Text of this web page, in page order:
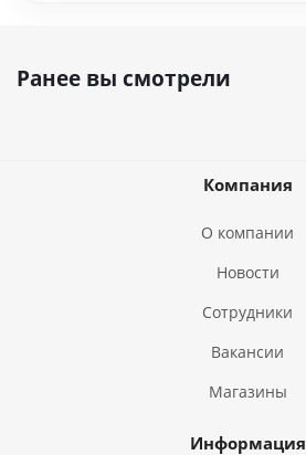
Ранее вы смотрели
Компания
О компании
Новости
Сотрудники
Вакансии
Магазины
Информация